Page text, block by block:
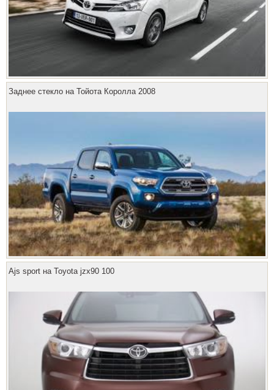
Заднее стекло на Тойота Королла 2008
Ajs sport на Toyota jzx90 100